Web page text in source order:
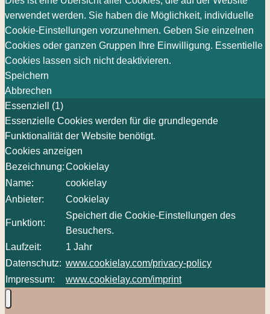
verwendet werden. Sie haben die Möglichkeit, individuelle
Cookie-Einstellungen vorzunehmen. Geben Sie einzelnen
Cookies oder ganzen Gruppen Ihre Einwilligung. Essentielle
Cookies lassen sich nicht deaktivieren.
Speichern
Abbrechen
Essenziell (1)
Essenzielle Cookies werden für die grundlegende
Funktionalität der Website benötigt.
Cookies anzeigen
Bezeichnung:Cookielay
Name:
cookielay
Anbieter:
Cookielay
Funktion:
Speichert die Cookie-Einstellungen des
Besuchers.
Laufzeit:
1 Jahr
Datenschutz: www.cookielay.com/privacy-policy
Impressum:
www.cookielay.com/imprint